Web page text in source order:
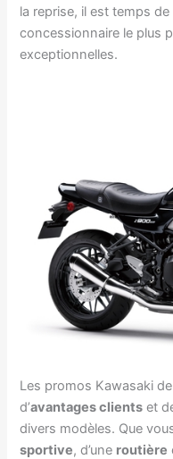
la reprise, il est temps
concessionnaire le plus
exceptionnelles.
Les promos Kawasaki
d’avantages clients et
divers modèles. Que
sportive, d’une routière